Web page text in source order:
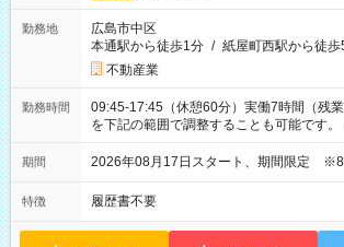
勤務地
広島市中区
本通駅から徒歩1分 / 紙屋町西駅から徒歩
不動産業
勤務時間
09:45-17:45（休憩60分）実働7時間（残
を下記の範囲で調整することも可能です
09:45～12:30 ・勤務終了時間 15:45～
07:45
期間 2026年08月17日スタート、期間限定 ※8
特徴 履歴書不要